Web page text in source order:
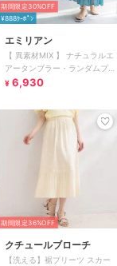
期間限定30%OFF
¥888ｸｰﾎﾟﾝ
エミリアン
【 異素材MIX 】 ナチュラルエ
アータンブラー・ランダムプリ
ーツスカート
¥ 6,930
期間限定36%OFF
クチュールブローチ
【洗える】裾プリーツ スカー